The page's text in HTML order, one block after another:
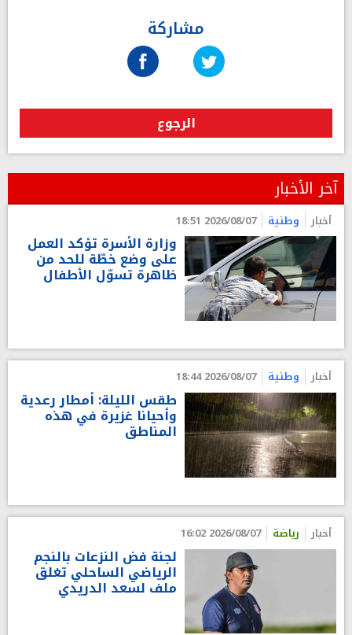
مشاركة
الرجوع
آخر الأخبار
أخبار وطنية 2026/08/07 18:51
وزارة الأسرة تؤكد العمل
على وضع خطّة للحد من
ظاهرة تسوّل الأطفال
أخبار وطنية 2026/08/07 18:44
طقس الليلة: أمطار رعدية
وأحيانا غزيرة في هذه
المناطق
أخبار رياضة 2026/08/07 16:02
لجنة فض النزعات بالنجم
الرياضي الساحلي تغلق
ملف لسعد الدريدي